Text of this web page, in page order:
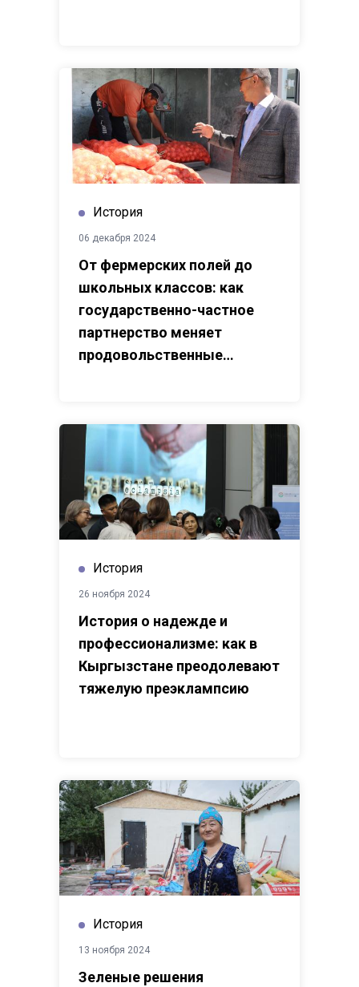
История
06 декабря 2024
От фермерских полей до
школьных классов: как
государственно-частное
партнерство меняет
продовольственные
История
26 ноября 2024
История о надежде и
профессионализме: как в
Кыргызстане преодолевают
тяжелую преэклампсию
История
13 ноября 2024
Зеленые решения